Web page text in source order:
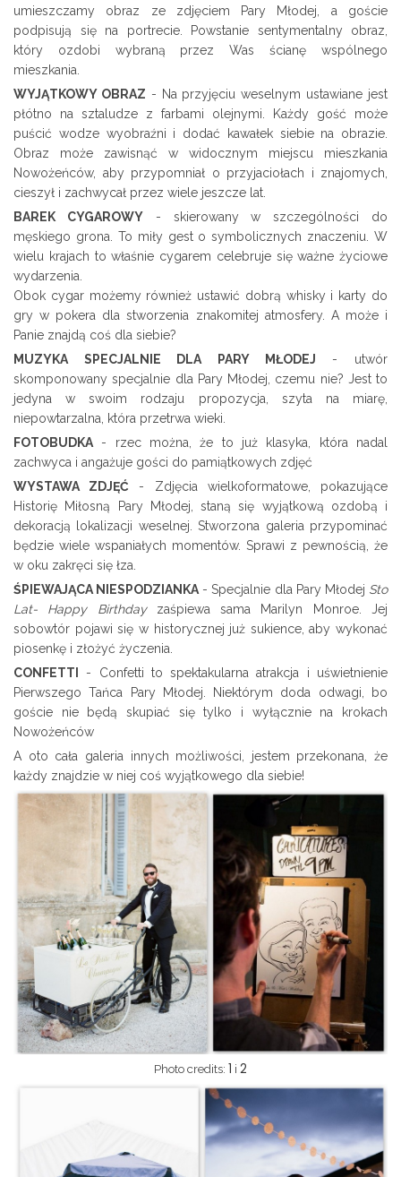
umieszczamy obraz ze zdjęciem Pary Młodej, a goście
podpisują się na portrecie. Powstanie sentymentalny obraz,
który ozdobi wybraną przez Was ścianę wspólnego
mieszkania.
WYJĄTKOWY OBRAZ - Na przyjęciu weselnym ustawiane jest
płótno na sztaludze z farbami olejnymi. Każdy gość może
puścić wodze wyobraźni i dodać kawałek siebie na obrazie.
Obraz może zawisnąć w widocznym miejscu mieszkania
Nowożeńców, aby przypomniał o przyjaciołach i znajomych,
cieszył i zachwycał przez wiele jeszcze lat.
BAREK CYGAROWY- skierowany w szczególności do
męskiego grona. To miły gest o symbolicznych znaczeniu. W
wielu krajach to właśnie cygarem celebruje się ważne życiowe
wydarzenia.
Obok cygar możemy również ustawić dobrą whisky i karty do
gry w pokera dla stworzenia znakomitej atmosfery. A może i
Panie znajdą coś dla siebie?
MUZYKA SPECJALNIE DLA PARY MŁODEJ - utwór
skomponowany specjalnie dla Pary Młodej, czemu nie? Jest to
jedyna w swoim rodzaju propozycja, szyta na miarę,
niepowtarzalna, która przetrwa wieki.
FOTOBUDKA- rzec można, że to już klasyka, która nadal
zachwyca i angażuje gości do pamiątkowych zdjęć
WYSTAWA ZDJĘĆ - Zdjęcia wielkoformatowe, pokazujące
Historię Miłosną Pary Młodej, staną się wyjątkową ozdobą i
dekoracją lokalizacji weselnej. Stworzona galeria przypominać
będzie wiele wspaniałych momentów. Sprawi z pewnością, że
w oku zakręci się łza.
ŚPIEWAJĄCA NIESPODZIANKA- Specjalnie dla Pary Młodej Sto
Lat- Happy Birthdayzaśpiewa sama Marilyn Monroe. Jej
sobowtór pojawi się w historycznej już sukience, aby wykonać
piosenkę i złożyć życzenia.
CONFETTI
- Confetti to spektakularna atrakcja i uświetnienie
Pierwszego Tańca Pary Młodej. Niektórym doda odwagi, bo
goście nie będą skupiać się tylko i wyłącznie na krokach
Nowożeńców
A oto cała galeria innych możliwości, jestem przekonana, że
każdy znajdzie w niej coś wyjątkowego dla siebie!
Photo credits: 1 i 2